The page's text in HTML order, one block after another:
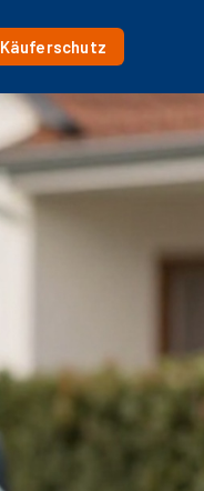
Käuferschutz